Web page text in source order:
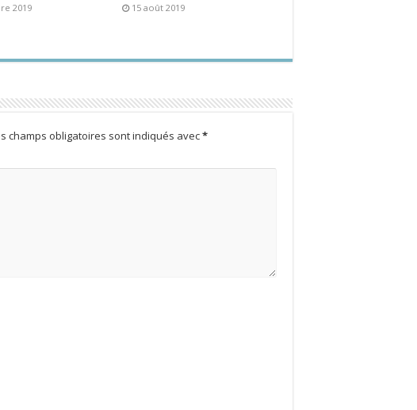
2019 15 août 2019
champs obligatoires sont indiqués avec*